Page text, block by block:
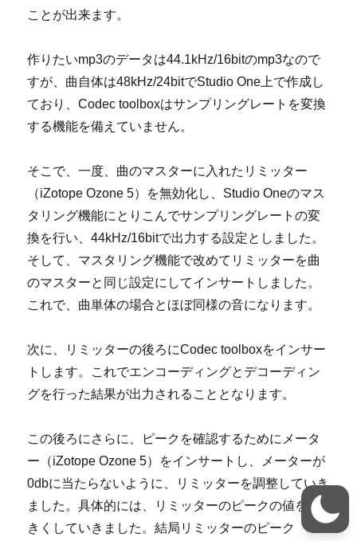
ことが出来ます。
作りたいmp3のデータは44.1kHz/16bitのmp3なので
すが、曲自体は48kHz/24bitでStudio One上で作成し
ており、Codec toolboxはサンプリングレートを変換
する機能を備えていません。
そこで、一度、曲のマスターに入れたリミッター
（iZotope Ozone 5）を無効化し、Studio Oneのマス
タリング機能にとりこんでサンプリングレートの変
換を行い、44kHz/16bitで出力する設定としました。
そして、マスタリング機能で改めてリミッターを曲
のマスターと同じ設定にしてインサートしました。
これで、曲単体の場合とほぼ同様の音になります。
次に、リミッターの後ろにCodec toolboxをインサー
トします。これでエンコーディングとデコーディン
グを行った結果が出力されることとなります。
この後ろにさらに、ピークを確認するためにメータ
ー（iZotope Ozone 5）をインサートし、メーターが
0dbに当たらないように、リミッターを調整していき
ました。具体的には、リミッターのピークの値を大
きくしていきました。結局リミッターのピーク